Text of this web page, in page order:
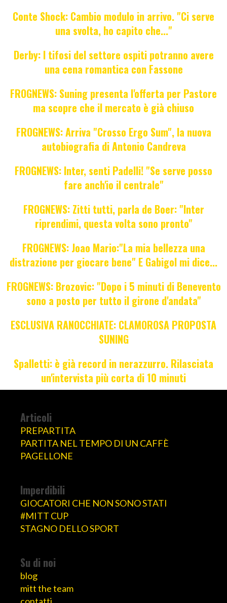
Conte Shock: Cambio modulo in arrivo. "Ci serve
una svolta, ho capito che..."
Derby: I tifosi del settore ospiti potranno avere
una cena romantica con Fassone
FROGNEWS: Suning presenta l'offerta per Pastore
ma scopre che il mercato è già chiuso
FROGNEWS: Arriva "Crosso Ergo Sum", la nuova
autobiografia di Antonio Candreva
FROGNEWS: Inter, senti Padelli! "Se serve posso
fare anch'io il centrale"
FROGNEWS: Zitti tutti, parla de Boer: "Inter
riprendimi, questa volta sono pronto"
FROGNEWS: Joao Mario:"La mia bellezza una
distrazione per giocare bene" E Gabigol mi dice...
FROGNEWS: Brozovic: "Dopo i 5 minuti di Benevento
sono a posto per tutto il girone d'andata"
ESCLUSIVA RANOCCHIATE: CLAMOROSA PROPOSTA
SUNING
Spalletti: è già record in nerazzurro. Rilasciata
un'intervista più corta di 10 minuti
Articoli
PREPARTITA
PARTITA NEL TEMPO DI UN CAFFÈ
PAGELLONE
Imperdibili
GIOCATORI CHE NON SONO STATI
#MITT CUP
STAGNO DELLO SPORT
Su di noi
blog
mitt the team